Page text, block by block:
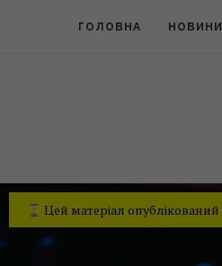
ГОЛОВНА НОВИНИ
Цей матеріал опублікований